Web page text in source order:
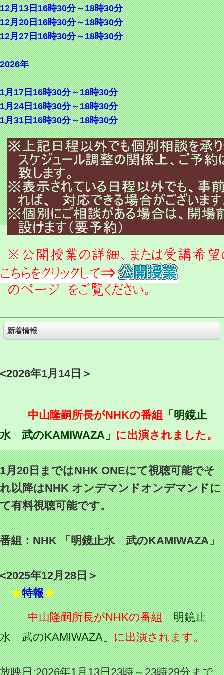
12月13日16時30分～18時30分
12月20日16時30分～18時30分
12月27日16時30分～18時30分
2026年
1月17日16時30分～18時30分
1月24日16時30分～18時30分
1月31日16時30分～18時30分
新着情報
<2026年1月14日＞
中山隆嗣所長がNHKの番組「明鏡止
水 武のKAMIWAZA」に出演されました。
1月20日まではNHK ONEにて視聴可能でそ
れ以降はNHK オンデマンドオンデマンドに
て有料視聴可能です。
番組：NHK 「明鏡止水 武のKAMIWAZA」
<2025年12月28日＞
★特報★
中山隆嗣所長がNHKの番組「明鏡止
水 武のKAMIWAZA」に出演されます。
放映日:2026年1月13日23時～23時29分まで